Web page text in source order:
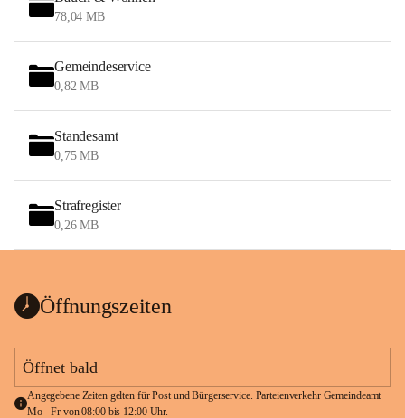
78,04 MB
Gemeindeservice
0,82 MB
Standesamt
0,75 MB
Strafregister
0,26 MB
Öffnungszeiten
Öffnet bald
Angegebene Zeiten gelten für Post und Bürgerservice. Parteienverkehr Gemeindeamt
Mo - Fr von 08:00 bis 12:00 Uhr.